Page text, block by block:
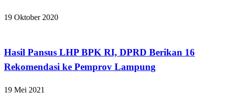
19 Oktober 2020
Hasil Pansus LHP BPK RI, DPRD Berikan 16
Rekomendasi ke Pemprov Lampung
19 Mei 2021